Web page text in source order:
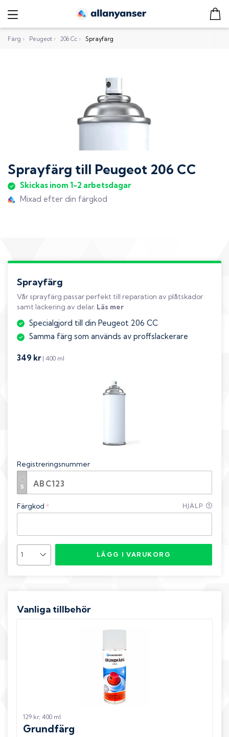
Färg › Peugeot › 206 Cc › Sprayfärg
Sprayfärg till Peugeot 206 CC
Skickas inom 1-2 arbetsdagar
Mixad efter din färgkod
Sprayfärg
Vår sprayfärg passar perfekt till reparation av plåtskador
samt lackering av delar. Läs mer
Specialgjord till din Peugeot 206 CC
Samma färg som används av proffslackerare
349 kr| 400 ml
Registreringsnummer
Färgkod * HJÄLP
LÄGG I VARUKORG
Vanliga tillbehör
129 kr, 400 ml
Grundfärg